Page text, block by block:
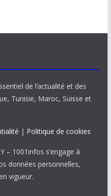
de l’actualité et des
Tunisie, Maroc, Suisse et
| Politique de cookies
– 1001infos s’engage à
données personnelles,
vigueur.